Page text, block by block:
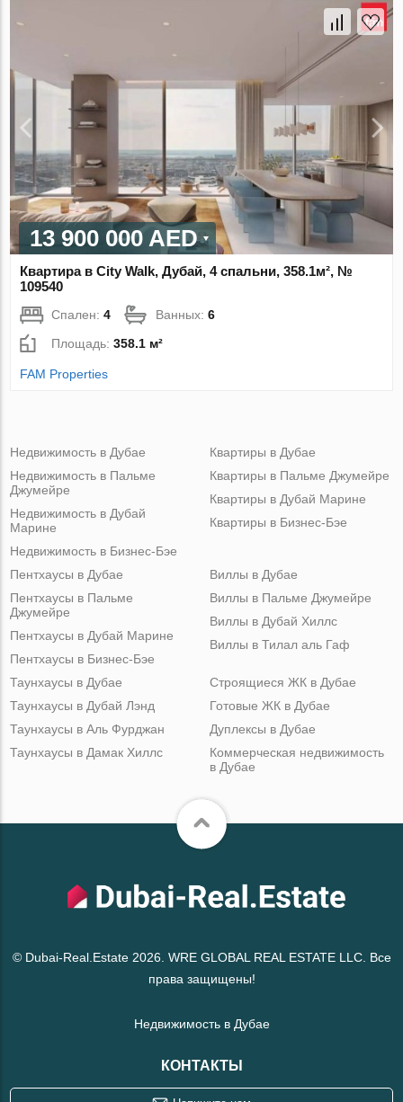
13 900 000 AED
Квартира в City Walk, Дубай, 4 спальни, 358.1м², №
109540
Спален:4 Ванных:6
Площадь:358.1 м²
FAM Properties
Недвижимость в Дубае
Недвижимость в Пальме
Джумейре
Недвижимость в Дубай
Марине
Недвижимость в Бизнес-Бэе
Квартиры в Дубае
Квартиры в Пальме Джумейре
Квартиры в Дубай Марине
Квартиры в Бизнес-Бэе
Пентхаусы в Дубае
Пентхаусы в Пальме
Джумейре
Пентхаусы в Дубай Марине
Пентхаусы в Бизнес-Бэе
Виллы в Дубае
Виллы в Пальме Джумейре
Виллы в Дубай Хиллс
Виллы в Тилал аль Гаф
Таунхаусы в Дубае
Таунхаусы в Дубай Лэнд
Таунхаусы в Аль Фурджан
Таунхаусы в Дамак Хиллс
Строящиеся ЖК в Дубае
Готовые ЖК в Дубае
Дуплексы в Дубае
Коммерческая недвижимость
в Дубае
© Dubai-Real.Estate 2026. WRE GLOBAL REAL ESTATE LLC. Все
права защищены!
Недвижимость в Дубае
КОНТАКТЫ